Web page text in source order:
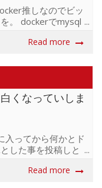
推しなのでビッ
。 dockerでmysql
でデータベースを作
通り。 ~ $ docker
# mysql -uroot
Read more
くなっていしま
入ってから何かとド
した事を投稿しと
になりました。
Read more